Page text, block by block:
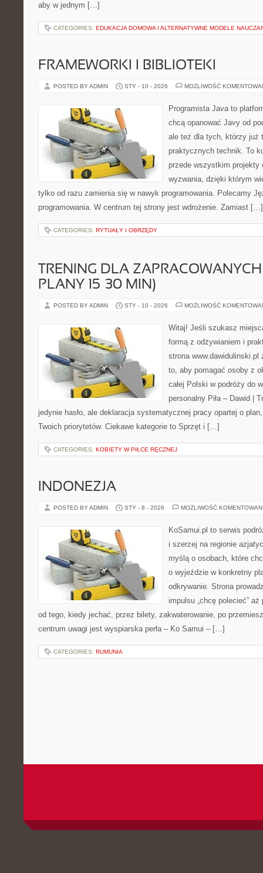
aby w jednym […]
CATEGORIES: EDUKACJA DOMOWA I ALTERNATYWNE MODELE
FRAMEWORKI I BIBLIOTEKI
POSTED BY ADMIN STY - 10 - 2026 MOŻLIWOŚĆ
Programista Java to
chcą opanować Javy od
ale też dla tych, którzy już
praktycznych technik. To
przede wszystkim projekty
wyzwania, dzięki którym
tylko od razu zamienia się w nawyk programowania. Polecamy
programowania. W centrum tej strony jest wdrożenie. Zamiast […]
CATEGORIES: RYTUAŁY I OBRZĘDY
TRENING DLA
PLANY 15–30 MIN)
POSTED BY ADMIN STY - 10 - 2026 MOŻLIWOŚĆ
Witaj! Jeśli szukasz
formą z odżywianiem i
strona www.dawidulinski.pl
to, aby pomagać osoby z
całej Polski w podróży do
personalny Piła – Dawid |
jedynie hasło, ale deklaracja systematycznej pracy opartej o
Twoich priorytetów. Ciekawe kategorie to Sprzęt i […]
CATEGORIES: KOBIETY W PIŁCE RĘCZNEJ
INDONEZJA
POSTED BY ADMIN STY - 8 - 2026 MOŻLIWOŚĆ
KoSamui.pl to serwis
i szerzej na regionie
myślą o osobach, które
o wyjeździe w konkretny
odkrywanie. Strona
impulsu „chcę polecieć”
od tego, kiedy jechać, przez bilety, zakwaterowanie, po
centrum uwagi jest wyspiarska perła – Ko Samui – […]
CATEGORIES: RUMUNIA